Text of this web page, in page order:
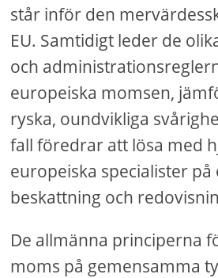
står inför den
EU. Samtidigt leder de
och
europeiska momsen,
ryska, oundvikliga
fall föredrar att lösa med
europeiska specialister
beskattning och
De allmänna principerna
moms på gemensamma